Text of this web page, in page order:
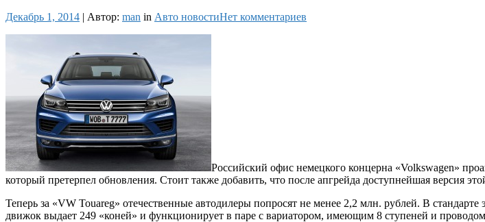
Декабрь 1, 2014 | Автор: man in Авто новостиНет комментариев
Российский офис немецкого концерна «Volkswagen»
который претерпел обновления. Стоит также добавить, что после апгрейда доступнейшая версия
Теперь за «VW Touareg» отечественные автодилеры попросят не менее 2,2 млн. рублей. В
движок выдает 249 «коней» и функционирует в паре с вариатором, имеющим 8 ступеней и